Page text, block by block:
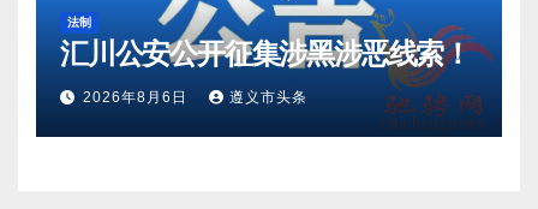
法制
汇川公安公开征集涉黑涉恶线索！
2026年8月6日 遵义市头条